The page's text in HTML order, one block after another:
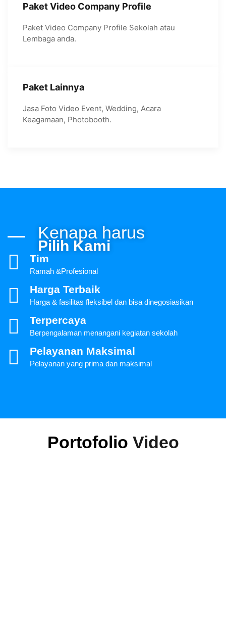
Paket Video Company Profile
Paket Video Company Profile Sekolah atau
Lembaga anda.
Paket Lainnya
Jasa Foto Video Event, Wedding, Acara
Keagamaan, Photobooth.
Kenapa harus
Pilih Kami
Tim
Ramah &Profesional
Harga Terbaik
Harga & fasilitas fleksibel dan bisa dinegosiasikan
Terpercaya
Berpengalaman menangani kegiatan sekolah
Pelayanan Maksimal
Pelayanan yang prima dan maksimal
Portofolio Video